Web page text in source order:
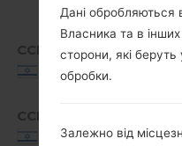
CCM
Israel
CCM
Israel
Дані обробляються
Власника та в
сторони, які
обробки.
Залежно від